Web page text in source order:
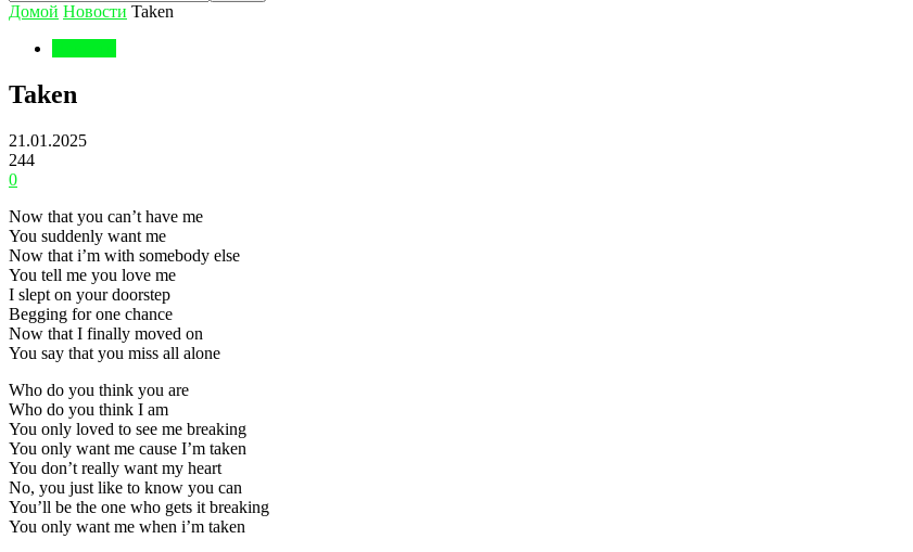
Домой Новости Taken
Taken
21.01.2025
244
0
Now that you can’t have me
You suddenly want me
Now that i’m with somebody else
You tell me you love me
I slept on your doorstep
Begging for one chance
Now that I finally moved on
You say that you miss all alone
Who do you think you are
Who do you think I am
You only loved to see me breaking
You only want me cause I’m taken
You don’t really want my heart
No, you just like to know you can
You’ll be the one who gets it breaking
You only want me when i’m taken